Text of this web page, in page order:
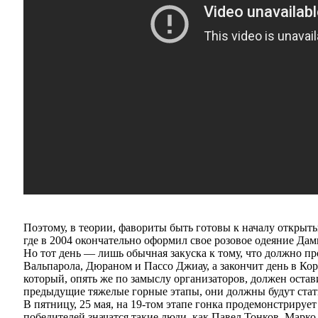
Поэтому, в теории, фавориты быть готовы к началу
где в 2004 окончательно оформил свое розовое одеяние
Но тот день — лишь обычная закуска к тому, что должно
Вальпарола, Дюраном и Пассо Джиау, а закончит день в
который, опять же по замыслу организаторов, должен
предыдущие тяжелые горные этапы, они должны будут
В пятницу, 25 мая, на 19-том этапе гонка